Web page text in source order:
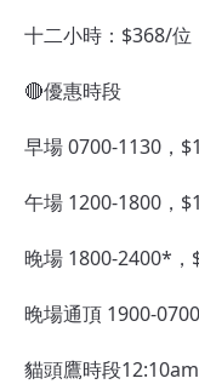
十二小時：$368/位
🔴優惠時段
早場 0700-1130，
午場 1200-1800，
晚場 1800-2400*，
晚場通頂 1900-
貓頭鷹時段